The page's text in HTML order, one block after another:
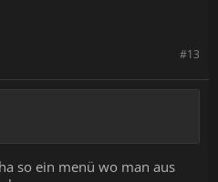
#13
so ein menü wo man aus